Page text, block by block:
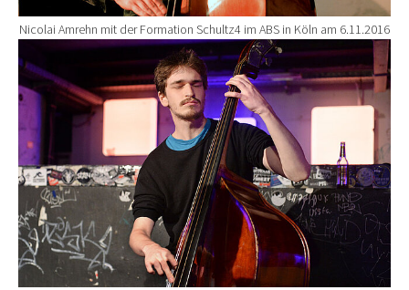
Nicolai Amrehn mit der Formation Schultz4 im ABS in Köln am 6.11.2016
Show larger version for: